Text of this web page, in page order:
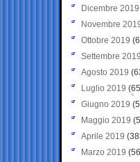
Dicembre 2019
Novembre
Ottobre 2019
Settembre 2019
Agosto 2019
Luglio 2019
Giugno 2019
Maggio 2019
Aprile 2019
Marzo 2019